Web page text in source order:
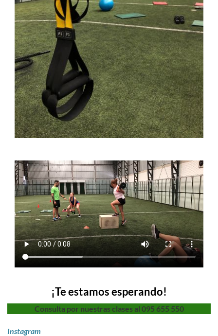
¡Te estamos esperando!
Consulta por nuestras clases al 095 655 550
Instagram